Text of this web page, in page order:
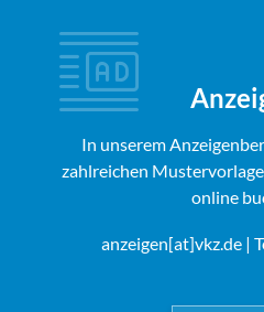
In unserem
zahlreichen
online
anzeigen[at]vkz.de|